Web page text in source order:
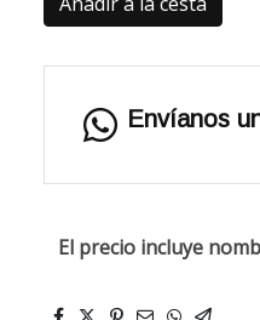
Envíanos
El precio incluye